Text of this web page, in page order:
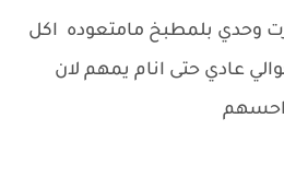
وحدي بلمطبخ مامتعوده اكل
عادي حتى انام يمهم لان
احسهم